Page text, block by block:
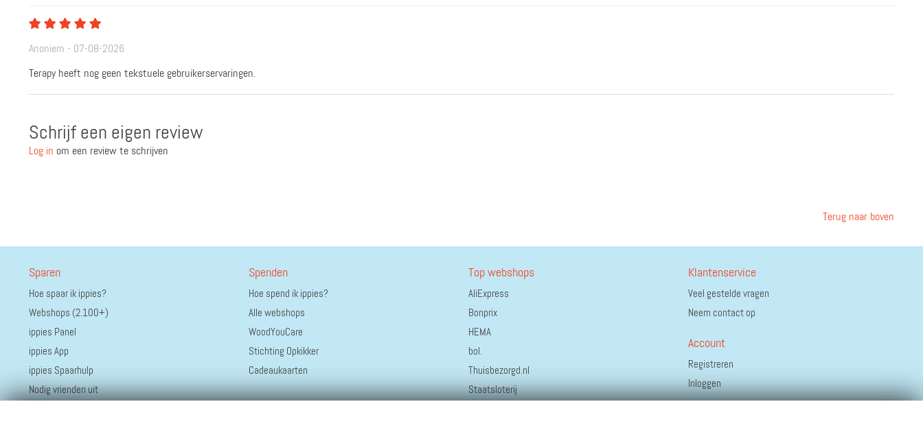
Anoniem - 07-08-2026
Terapy heeft nog geen tekstuele gebruikerservaringen.
Schrijf een eigen review
Log in om een review te schrijven
Terug naar boven
Sparen
Hoe spaar ik ippies?
Webshops (2.100+)
ippies Panel
ippies App
ippies Spaarhulp
Nodig vrienden uit
Spenden
Hoe spend ik ippies?
Alle webshops
WoodYouCare
Stichting Opkikker
Cadeaukaarten
Top webshops
AliExpress
Bonprix
HEMA
bol.
Thuisbezorgd.nl
Staatsloterij
Klantenservice
Veel gestelde vragen
Neem contact op
Account
Registreren
Inloggen